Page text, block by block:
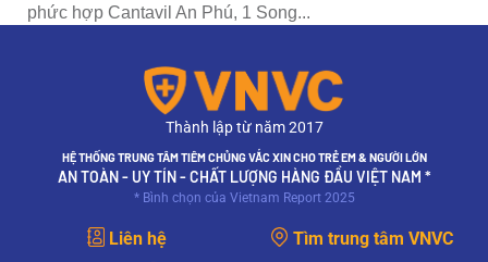
phức hợp Cantavil An Phú, 1 Song...
Thành lập từ năm 2017
HỆ THỐNG TRUNG TÂM TIÊM CHỦNG VẮC XIN CHO TRẺ EM & NGƯỜI LỚN
AN TOÀN - UY TÍN - CHẤT LƯỢNG HÀNG ĐẦU VIỆT NAM *
* Bình chọn của Vietnam Report 2025
Liên hệ
Tìm trung tâm VNVC